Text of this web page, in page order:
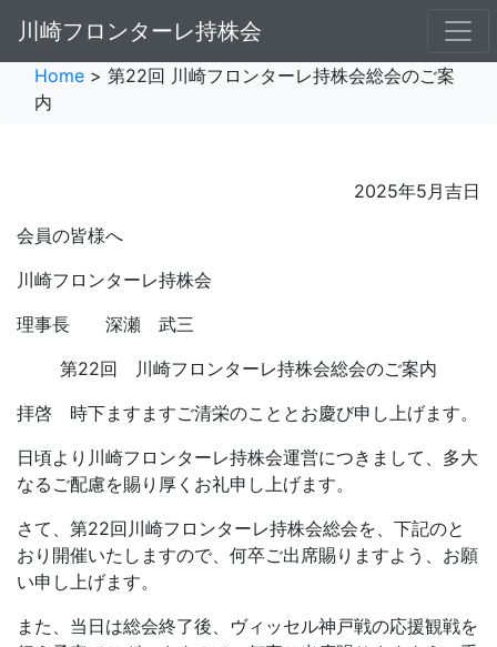
川崎フロンターレ持株会
Home > 第22回 川崎フロンターレ持株会総会のご案
内
2025年5月吉日
会員の皆様へ
川崎フロンターレ持株会
理事長 深瀬 武三
第22回 川崎フロンターレ持株会総会のご案内
拝啓 時下ますますご清栄のこととお慶び申し上げます。
日頃より川崎フロンターレ持株会運営につきまして、多大
なるご配慮を賜り厚くお礼申し上げます。
さて、第22回川崎フロンターレ持株会総会を、下記のと
おり開催いたしますので、何卒ご出席賜りますよう、お願
い申し上げます。
また、当日は総会終了後、ヴィッセル神戸戦の応援観戦を